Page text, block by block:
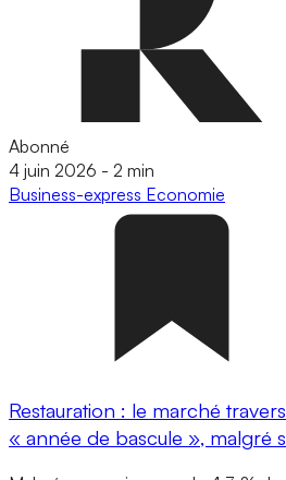
Abonné
4 juin 2026 - 2 min
Business-express Economie
Restauration : le marché
« année de bascule », malgré